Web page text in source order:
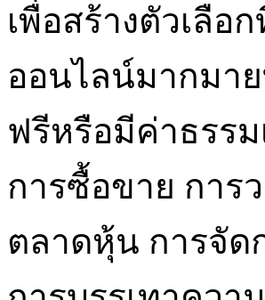
เพื่อสร้างตัวเลื
ออนไลน์มากมา
ฟรีหรือมีค่าธรร
การซื้อขาย การ
ตลาดหุ้น การจัด